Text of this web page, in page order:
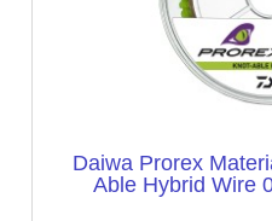
Daiwa Prorex
Able Hybrid Wire